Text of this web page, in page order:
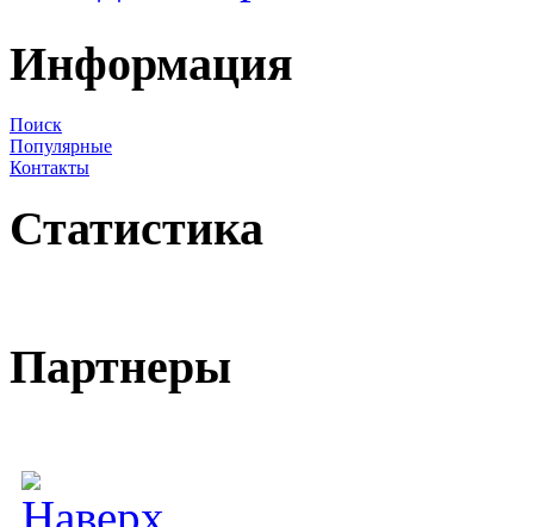
Информация
Поиск
Популярные
Контакты
Статистика
Партнеры